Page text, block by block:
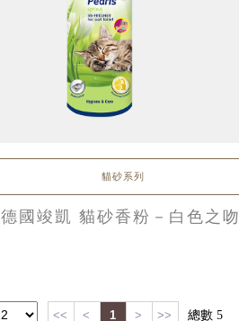
德國竣凱 貓砂香粉－白色之吻
貓砂系列
<< < 1 > >> 總數 5